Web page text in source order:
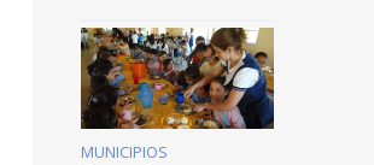
MUNICIPIOS